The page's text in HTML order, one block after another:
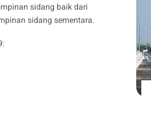
sidang baik dari
sidang sementara.